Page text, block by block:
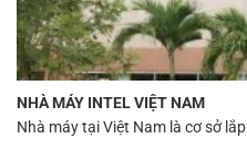
NHÀ MÁY INTEL VIỆT NAM
Nhà máy tại Việt Nam là cơ sở